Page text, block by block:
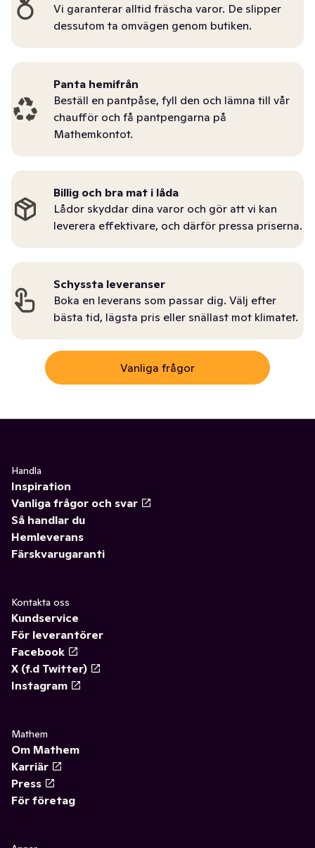
Vi garanterar alltid fräscha varor. De slipper
dessutom ta omvägen genom butiken.
Panta hemifrån
Beställ en pantpåse, fyll den och lämna till vår
chaufför och få pantpengarna på
Mathemkontot.
Billig och bra mat i låda
Lådor skyddar dina varor och gör att vi kan
leverera effektivare, och därför pressa priserna.
Schyssta leveranser
Boka en leverans som passar dig. Välj efter
bästa tid, lägsta pris eller snällast mot klimatet.
Vanliga frågor
Handla
Inspiration
Vanliga frågor och svar
Så handlar du
Hemleverans
Färskvarugaranti
Kontakta oss
Kundservice
För leverantörer
Facebook
X (f.d Twitter)
Instagram
Mathem
Om Mathem
Karriär
Press
För företag